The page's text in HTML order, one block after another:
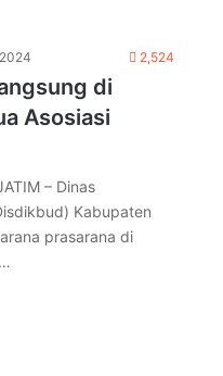
2,524
di
Asosiasi
– Dinas
Kabupaten
prasarana di